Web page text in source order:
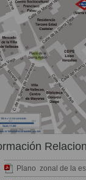
Plano zonal de la